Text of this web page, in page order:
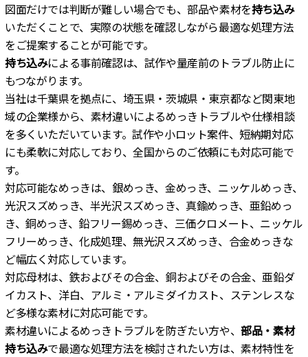
図面だけでは判断が難しい場合でも、部品や素材を持ち込み
いただくことで、実際の状態を確認しながら最適な処理方法
をご提案することが可能です。
持ち込みによる事前確認は、試作や量産前のトラブル防止に
もつながります。
当社は千葉県を拠点に、埼玉県・茨城県・東京都など関東地
域の企業様から、素材違いによるめっきトラブルや仕様相談
を多くいただいています。試作や小ロット案件、短納期対応
にも柔軟に対応しており、全国からのご依頼にも対応可能で
す。
対応可能なめっきは、銀めっき、金めっき、ニッケルめっき、
光沢スズめっき、半光沢スズめっき、真鍮めっき、亜鉛めっ
き、銅めっき、鉛フリー錫めっき、三価クロメート、ニッケル
フリーめっき、化成処理、無光沢スズめっき、合金めっきな
ど幅広く対応しています。
対応母材は、鉄およびその合金、銅およびその合金、亜鉛ダ
イカスト、洋白、アルミ・アルミダイカスト、ステンレスな
ど多様な素材に対応可能です。
素材違いによるめっきトラブルを防ぎたい方や、部品・素材
持ち込みで最適な処理方法を検討されたい方は、素材特性を